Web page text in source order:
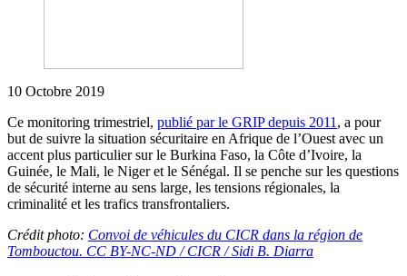
10 Octobre 2019
Ce monitoring trimestriel, publié par le GRIP depuis 2011 , a pour
but de suivre la situation sécuritaire en Afrique de l’Ouest avec un
accent plus particulier sur le Burkina Faso, la Côte d’Ivoire, la
Guinée, le Mali, le Niger et le Sénégal. Il se penche sur les questions
de sécurité interne au sens large, les tensions régionales, la
criminalité et les trafics transfrontaliers.
Crédit photo: Convoi de véhicules du CICR dans la région de
Tombouctou. CC BY-NC-ND / CICR / Sidi B. Diarra